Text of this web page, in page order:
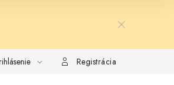
Registrácia